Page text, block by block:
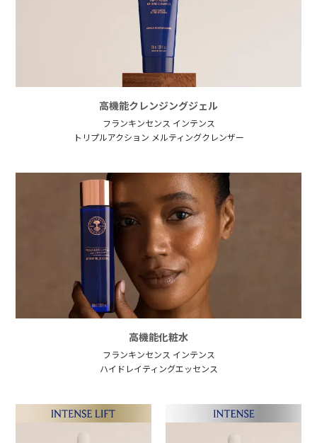
高機能クレンジングジェル
フランキンセンス インテンス
トリプルアクション メルティングクレンザー
高機能化粧水
フランキンセンス インテンス
ハイドレイティングエッセンス